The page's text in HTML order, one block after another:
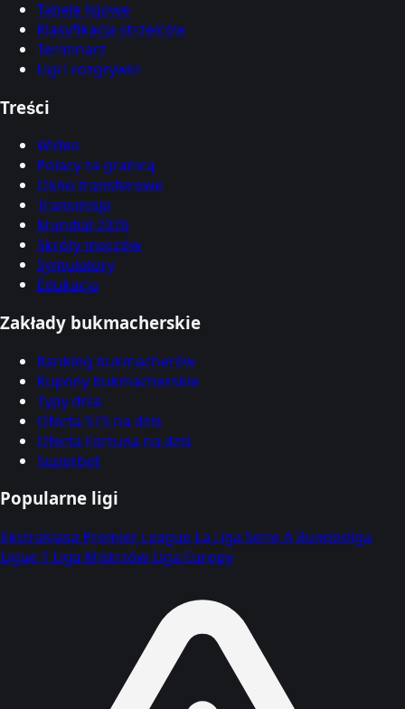
Tabele ligowe
Klasyfikacja strzelców
Terminarz
Ligi i rozgrywki
Treści
Wideo
Polacy za granicą
Okno transferowe
Transmisje
Mundial 2026
Skróty meczów
Symulatory
Edukacja
Zakłady bukmacherskie
Ranking bukmacherów
Kupony bukmacherskie
Typy dnia
Oferta STS na dziś
Oferta Fortuna na dziś
Superbet
Popularne ligi
Ekstraklasa Premier League La Liga Serie A Bundesliga
Ligue 1 Liga Mistrzów Liga Europy